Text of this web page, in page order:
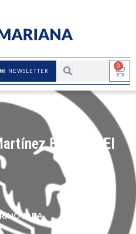
0
NEWSLETTER
Bernal – El
JARA